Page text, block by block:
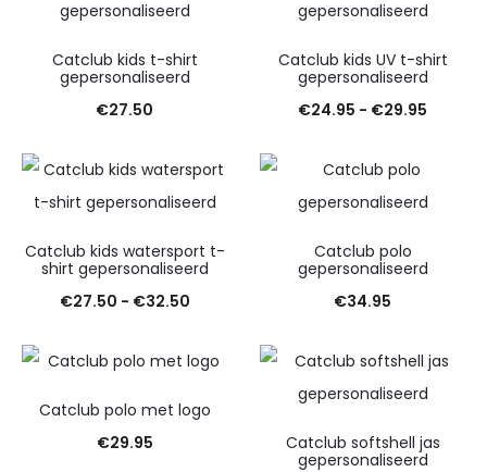
Catclub kids t-shirt
gepersonaliseerd
€27.50
Catclub kids UV t-shirt
gepersonaliseerd
€24.95 - €29.95
€29.95
Catclub kids watersport t-
shirt gepersonaliseerd
€27.50 - €32.50Prijsklasse:
tot
Catclub polo
gepersonaliseerd
€34.95
Catclub polo met logo
€29.95
Catclub softshell jas
gepersonaliseerd